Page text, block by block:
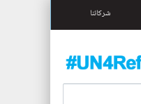
شركائنا